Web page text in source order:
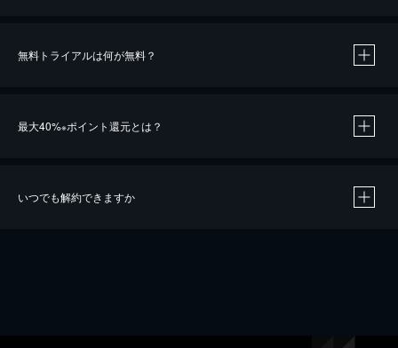
無料トライアルは何が無料？
最大40%※ポイント還元とは？
いつでも解約できますか